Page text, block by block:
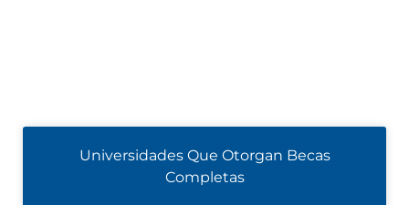
Universidades Que Otorgan Becas
Completas